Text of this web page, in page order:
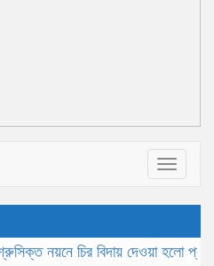
Toggle
নয়নে চির বিদায় দেওয়া হলো প্রবীন